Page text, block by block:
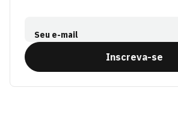
Seu e-mail
Inscreva-se